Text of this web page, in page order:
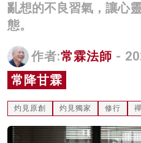
科技
名家榜
灼見活動
關於我們
亂想的不良習氣，讓心
態。
作者:常霖法師 -
常降甘霖
灼見原創 灼見獨家 修行